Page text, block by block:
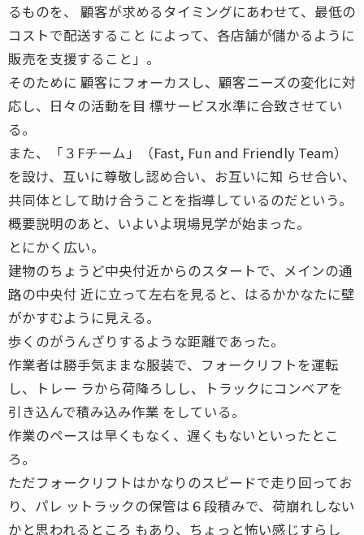
るものを、 顧客が求めるタイミングにあわせて、最低の
コストで配送すること によって、各店舗が儲かるように
販売を支援すること」。
そのために 顧客にフォーカスし、顧客ニーズの変化に対
応し、日々の活動を目 標サービス水準に合致させてい
る。
また、「３Fチーム」（Fast, Fun and Friendly Team）
を設け、互いに尊敬し認め合い、お互いに知 らせ合い、
共同体として助け合うことを指導しているのだという。
概要説明のあと、いよいよ現場見学が始まった。
とにかく広い。
建物のちょうど中央付近からのスタートで、メインの通
路の中央付 近に立って左右を見ると、はるかかなたに壁
がかすむように見える。
歩くのがうんざりするような距離であった。
作業者は勝手気ままな服装で、フォークリフトを運転
し、トレー ラから荷降ろしし、トラックにコンベアを
引き込んで積み込み作業 をしている。
作業のペースは早くもなく、遅くもないといったとこ
ろ。
ただフォークリフトはかなりのスピードで走り回ってお
り、パレ ットラックの保管は６段積みで、荷崩れしない
かと思われるところ もあり、ちょっと怖い感じすらし